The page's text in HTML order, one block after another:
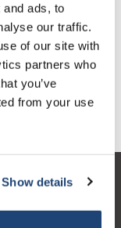
ads, to
our traffic.
of our site with
partners who
you’ve
from your use
Show details
Excl. btw
€58,43
Incl. btw